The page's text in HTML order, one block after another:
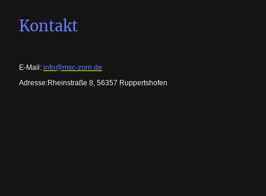
Kontakt
E-Mail: info@msc-zorn.de
Adresse:Rheinstraße 8, 56357 Ruppertshofen